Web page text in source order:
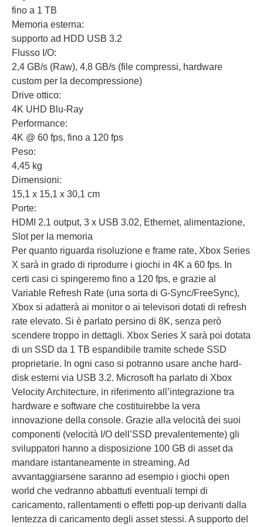
fino a 1 TB
Memoria esterna:
supporto ad HDD USB 3.2
Flusso I/O:
2,4 GB/s (Raw), 4,8 GB/s (file compressi, hardware
custom per la decompressione)
Drive ottico:
4K UHD Blu-Ray
Performance:
4K @ 60 fps, fino a 120 fps
Peso:
4,45 kg
Dimensioni:
15,1 x 15,1 x 30,1 cm
Porte:
HDMI 2.1 output, 3 x USB 3.02, Ethernet, alimentazione,
Slot per la memoria
Per quanto riguarda risoluzione e frame rate, Xbox Series
X sarà in grado di riprodurre i giochi in 4K a 60 fps. In
certi casi ci spingeremo fino a 120 fps, e grazie al
Variable Refresh Rate (una sorta di G-Sync/FreeSync),
Xbox si adatterà ai monitor o ai televisori dotati di refresh
rate elevato. Si è parlato persino di 8K, senza però
scendere troppo in dettagli. Xbox Series X sarà poi dotata
di un SSD da 1 TB espandibile tramite schede SSD
proprietarie. In ogni caso si potranno usare anche hard-
disk esterni via USB 3.2. Microsoft ha parlato di Xbox
Velocity Architecture, in riferimento all’integrazione tra
hardware e software che costituirebbe la vera
innovazione della console. Grazie alla velocità dei suoi
componenti (velocità I/O dell’SSD prevalentemente) gli
sviluppatori hanno a disposizione 100 GB di asset da
mandare istantaneamente in streaming. Ad
avvantaggiarsene saranno ad esempio i giochi open
world che vedranno abbattuti eventuali tempi di
caricamento, rallentamenti o effetti pop-up derivanti dalla
lentezza di caricamento degli asset stessi. A supporto del